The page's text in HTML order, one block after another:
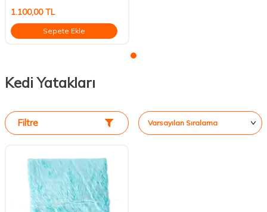
1.100,00TL
Sepete Ekle
Kedi Yatakları
Filtre